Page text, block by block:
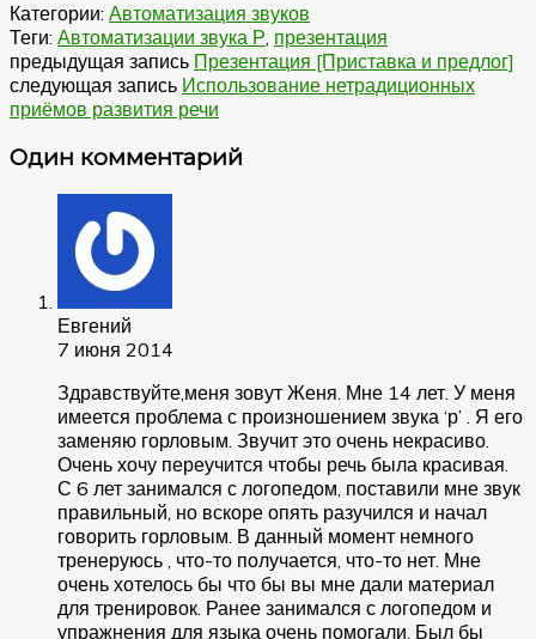
Категории: Автоматизация звуков
Теги: Автоматизации звука Р, презентация
предыдущая запись Презентация [Приставка и предлог]
следующая запись Использование нетрадиционных
приёмов развития речи
Один комментарий
Евгений
7 июня 2014
Здравствуйте,меня зовут Женя. Мне 14 лет. У меня
имеется проблема с произношением звука ‘р’ . Я его
заменяю горловым. Звучит это очень некрасиво.
Очень хочу переучится чтобы речь была красивая.
С 6 лет занимался с логопедом, поставили мне звук
правильный, но вскоре опять разучился и начал
говорить горловым. В данный момент немного
тренеруюсь , что-то получается, что-то нет. Мне
очень хотелось бы что бы вы мне дали материал
для тренировок. Ранее занимался с логопедом и
упражнения для языка очень помогали. Был бы